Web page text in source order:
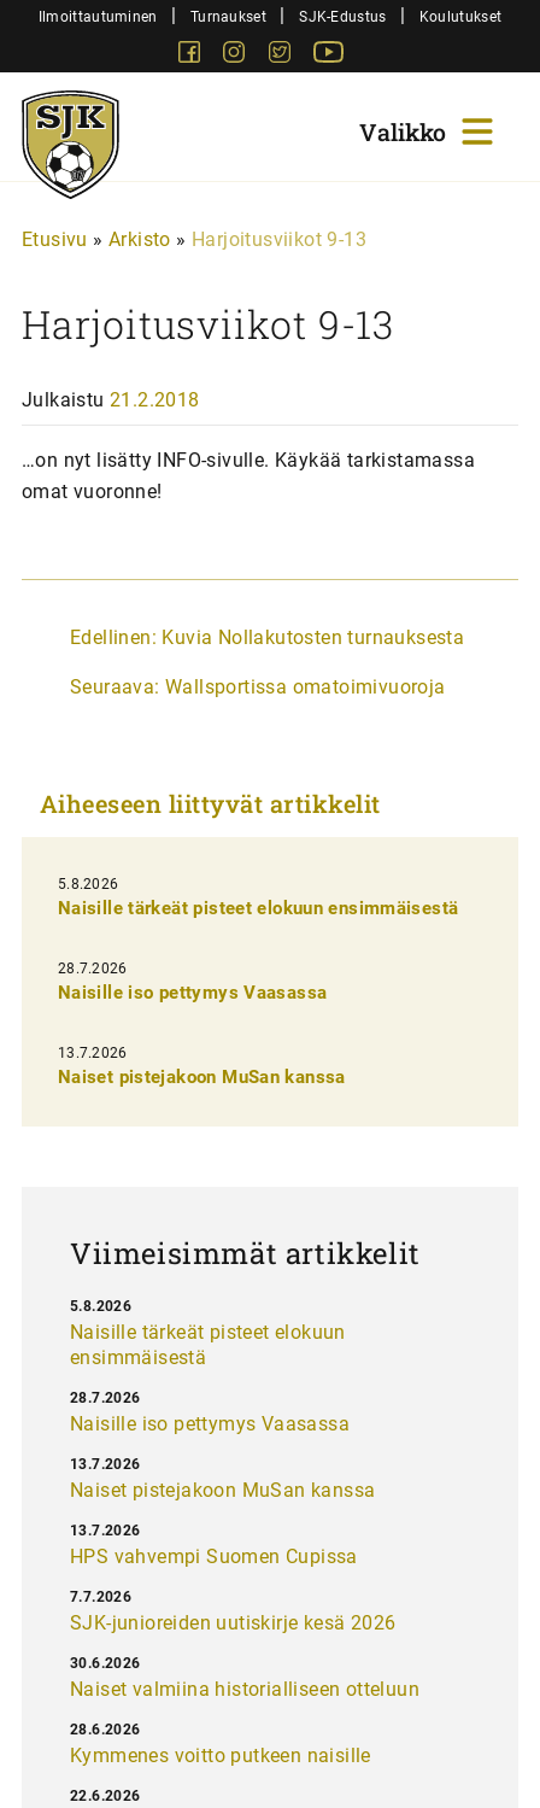
SiirryIlmoittautuminen | Turnaukset | SJK-Edustus | Koulutukset
FacebookInstagram
Twitter
Sjk-
Juniorit
Etusivu » Arkisto » Harjoitusviikot 9-13
Harjoitusviikot 9-13
Julkaistu 21.2.2018
…on nyt lisätty INFO-sivulle. Käykää tarkistamassa
omat vuoronne!
A
t
k
e
l
i
e
n
e
Edellinen: Kuvia Nollakutosten turnauksesta
Seuraava: Wallsportissa omatoimivuoroja
Aiheeseen liittyvät artikkelit
5.8.2026
Naisille tärkeät pisteet elokuun ensimmäisestä
28.7.2026
Naisille iso pettymys Vaasassa
13.7.2026
Naiset pistejakoon MuSan kanssa
Viimeisimmät artikkelit
Naisille tärkeät pisteet elokuun
ensimmäisestä
5.8.2026
Naisille iso pettymys Vaasassa
28.7.2026
Naiset pistejakoon MuSan kanssa
13.7.2026
HPS vahvempi Suomen Cupissa
13.7.2026
SJK-junioreiden uutiskirje kesä 2026
7.7.2026
Naiset valmiina historialliseen otteluun
30.6.2026
Kymmenes voitto putkeen naisille
28.6.2026
22.6.2026